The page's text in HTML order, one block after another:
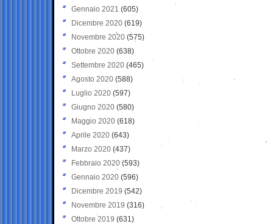
Gennaio 2021 (605)
Dicembre 2020 (619)
Novembre 2020 (575)
Ottobre 2020 (638)
Settembre 2020(465)
Agosto 2020 (588)
Luglio 2020 (597)
Giugno 2020 (580)
Maggio 2020 (618)
Aprile 2020 (643)
Marzo 2020 (437)
Febbraio 2020 (593)
Gennaio 2020 (596)
Dicembre 2019 (542)
Novembre 2019 (316)
Ottobre 2019 (631)